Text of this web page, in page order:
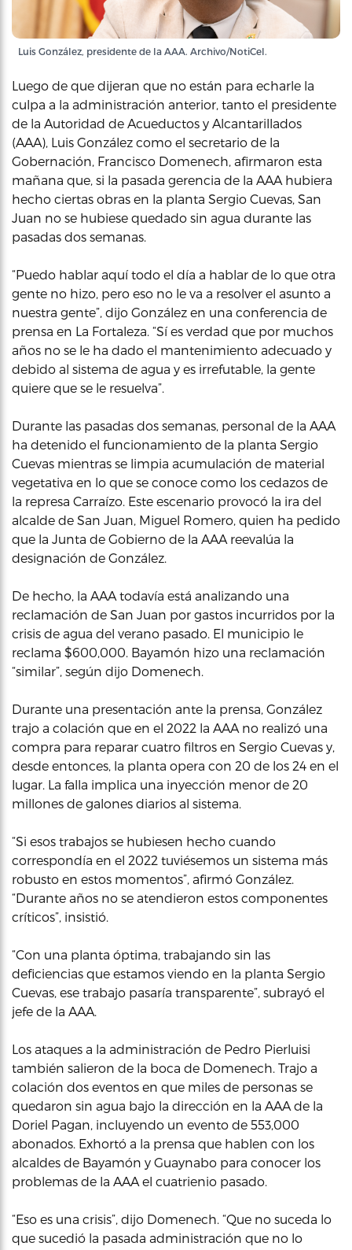
Luis González, presidente de la AAA. Archivo/NotiCel.
Luego de que dijeran que no están para echarle la
culpa a la administración anterior, tanto el presidente
de la Autoridad de Acueductos y Alcantarillados
(AAA), Luis González como el secretario de la
Gobernación, Francisco Domenech, afirmaron esta
mañana que, si la pasada gerencia de la AAA hubiera
hecho ciertas obras en la planta Sergio Cuevas, San
Juan no se hubiese quedado sin agua durante las
pasadas dos semanas.
“Puedo hablar aquí todo el día a hablar de lo que otra
gente no hizo, pero eso no le va a resolver el asunto a
nuestra gente”, dijo González en una conferencia de
prensa en La Fortaleza. “Sí es verdad que por muchos
años no se le ha dado el mantenimiento adecuado y
debido al sistema de agua y es irrefutable, la gente
quiere que se le resuelva”.
Durante las pasadas dos semanas, personal de la AAA
ha detenido el funcionamiento de la planta Sergio
Cuevas mientras se limpia acumulación de material
vegetativa en lo que se conoce como los cedazos de
la represa Carraízo. Este escenario provocó la ira del
alcalde de San Juan, Miguel Romero, quien ha pedido
que la Junta de Gobierno de la AAA reevalúa la
designación de González.
De hecho, la AAA todavía está analizando una
reclamación de San Juan por gastos incurridos por la
crisis de agua del verano pasado. El municipio le
reclama $600,000. Bayamón hizo una reclamación
“similar”, según dijo Domenech.
Durante una presentación ante la prensa, González
trajo a colación que en el 2022 la AAA no realizó una
compra para reparar cuatro filtros en Sergio Cuevas y,
desde entonces, la planta opera con 20 de los 24 en el
lugar. La falla implica una inyección menor de 20
millones de galones diarios al sistema.
“Si esos trabajos se hubiesen hecho cuando
correspondía en el 2022 tuviésemos un sistema más
robusto en estos momentos”, afirmó González.
“Durante años no se atendieron estos componentes
críticos”, insistió.
“Con una planta óptima, trabajando sin las
deficiencias que estamos viendo en la planta Sergio
Cuevas, ese trabajo pasaría transparente”, subrayó el
jefe de la AAA.
Los ataques a la administración de Pedro Pierluisi
también salieron de la boca de Domenech. Trajo a
colación dos eventos en que miles de personas se
quedaron sin agua bajo la dirección en la AAA de la
Doriel Pagan, incluyendo un evento de 553,000
abonados. Exhortó a la prensa que hablen con los
alcaldes de Bayamón y Guaynabo para conocer los
problemas de la AAA el cuatrienio pasado.
“Eso es una crisis”, dijo Domenech. “Que no suceda lo
que sucedió la pasada administración que no lo